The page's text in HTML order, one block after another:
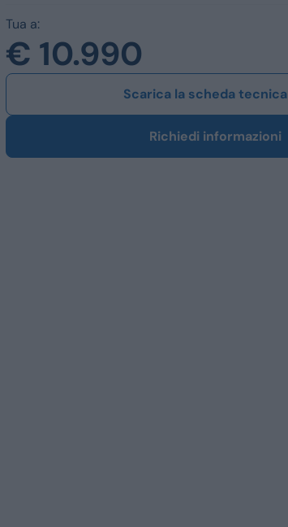
Km 0
Veicoli commerciali
Tua a:
€ 10.990
Scarica la scheda tecnica
Richiedi informazioni